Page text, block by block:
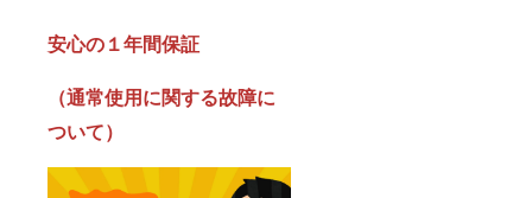
安心の１年間保証
（通常使用に関する故障に
ついて）